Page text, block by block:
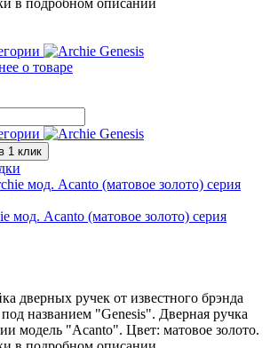
в подробном описании
о товаре
1 клик
мод. Acanto (матовое золото) серия
дверных ручек от известного брэнда
названием "Genesis". Дверная ручка
модель "Acanto". Цвет: матовое золото.